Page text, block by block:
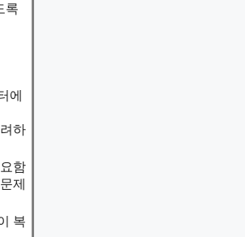
록
에
하
함
제
복